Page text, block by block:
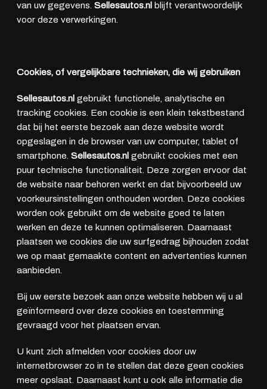
van uw gegevens. Sellesautos.nl blijft verantwoordelijk
voor deze verwerkingen.
Cookies, of vergelijkbare technieken, die wij gebruiken
Sellesautos.nl gebruikt functionele, analytische en
tracking cookies. Een cookie is een klein tekstbestand
dat bij het eerste bezoek aan deze website wordt
opgeslagen in de browser van uw computer, tablet of
smartphone. Sellesautos.nl gebruikt cookies met een
puur technische functionaliteit. Deze zorgen ervoor dat
de website naar behoren werkt en dat bijvoorbeeld uw
voorkeursinstellingen onthouden worden. Deze cookies
worden ook gebruikt om de website goed te laten
werken en deze te kunnen optimaliseren. Daarnaast
plaatsen we cookies die uw surfgedrag bijhouden zodat
we op maat gemaakte content en advertenties kunnen
aanbieden.
Bij uw eerste bezoek aan onze website hebben wij u al
geïnformeerd over deze cookies en toestemming
gevraagd voor het plaatsen ervan.
U kunt zich afmelden voor cookies door uw
internetbrowser zo in te stellen dat deze geen cookies
meer opslaat. Daarnaast kunt u ook alle informatie die